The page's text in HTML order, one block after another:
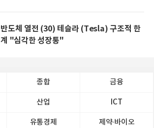
반도체 열전 (30) 테슬라 (Tesla) 구조적 한
계 "심각한 성장통"
종합 금융
산업 ICT
유통경제 제약∙바이오